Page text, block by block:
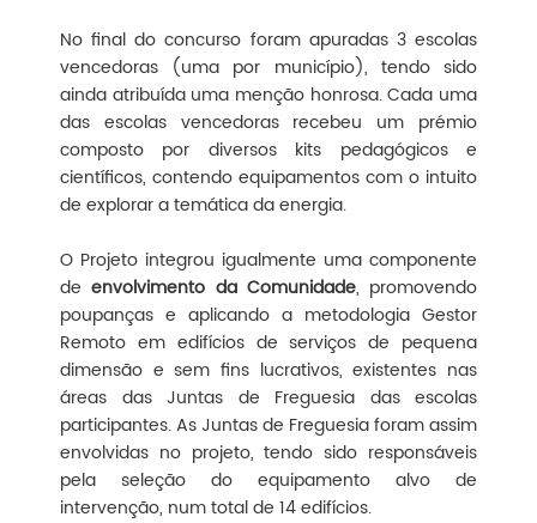
No final do concurso foram apuradas 3 escolas
vencedoras (uma por município), tendo sido
ainda atribuída uma menção honrosa. Cada uma
das escolas vencedoras recebeu um prémio
composto por diversos kits pedagógicos e
científicos, contendo equipamentos com o intuito
de explorar a temática da energia.
O Projeto integrou igualmente uma componente
deenvolvimento da Comunidade, promovendo
poupanças e aplicando a metodologia Gestor
Remoto em edifícios de serviços de pequena
dimensão e sem fins lucrativos, existentes nas
áreas das Juntas de Freguesia das escolas
participantes. As Juntas de Freguesia foram assim
envolvidas no projeto, tendo sido responsáveis
pela seleção do equipamento alvo de
intervenção, num total de 14 edifícios.